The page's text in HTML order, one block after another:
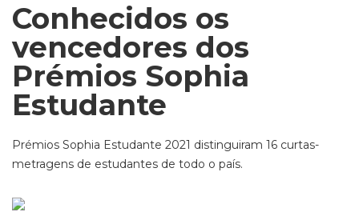
Conhecidos os
vencedores dos
Prémios Sophia
Estudante
Prémios Sophia Estudante 2021 distinguiram 16 curtas-
metragens de estudantes de todo o país.